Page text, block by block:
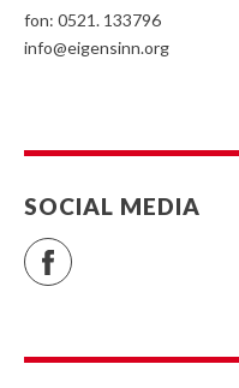
fon: 0521. 133796
info@eigensinn.org
SOCIAL MEDIA
Facebook